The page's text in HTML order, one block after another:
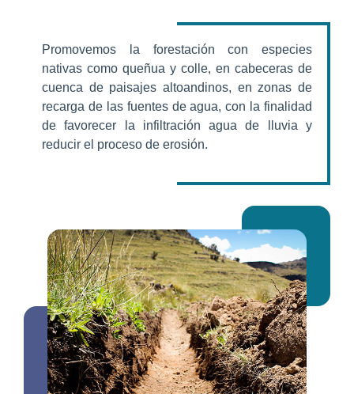
Promovemos la forestación con especies
nativas como queñua y colle, en cabeceras de
cuenca de paisajes altoandinos, en zonas de
recarga de las fuentes de agua, con la finalidad
de favorecer la infiltración agua de lluvia y
reducir el proceso de erosión.